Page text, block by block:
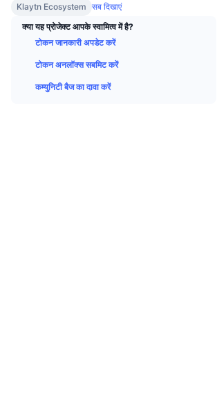
Klaytn Ecosystem सब दिखाएं
क्या यह प्रोजेक्ट आपके स्वामित्व में है?
टोकन जानकारी अपडेट करें
टोकन अनलॉक्स सबमिट करें
कम्युनिटी बैज का दावा करें